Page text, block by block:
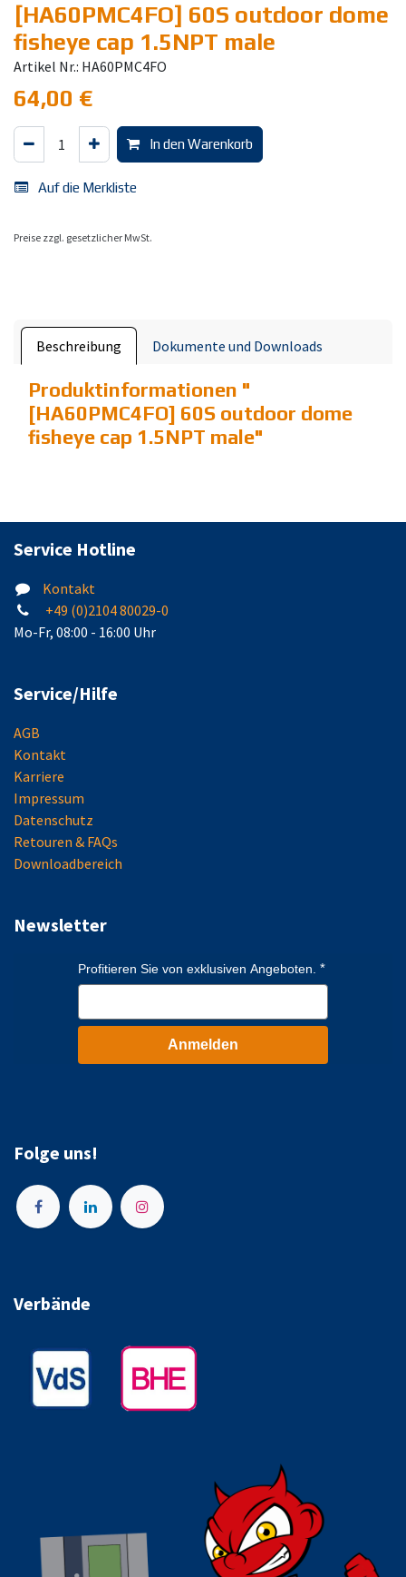
[HA60PMC4FO] 60S outdoor dome
fisheye cap 1.5NPT male
Artikel Nr.: HA60PMC4FO
64,00 €
In den Warenkorb
Auf die Merkliste
Preise zzgl. gesetzlicher MwSt.
Beschreibung Dokumente und Downloads
Produktinformationen "
[HA60PMC4FO] 60S outdoor dome
fisheye cap 1.5NPT male"
Service Hotline
Kontakt
+49 (0)2104 80029-0
Mo-Fr, 08:00 - 16:00 Uhr
Service/Hilfe
AGB
Kontakt
Karriere
Impressum
Datenschutz
Retouren & FAQs
Downloadbereich
Newsletter
Profitieren Sie von exklusiven Angeboten.
Anmelden
Folge uns!
Verbände